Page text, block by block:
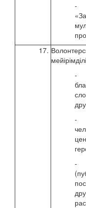
-
17.
-
-
-